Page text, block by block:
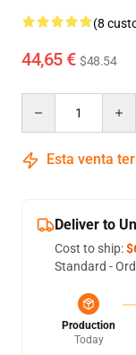
(8
44,65 € $48.54
Esta venta
Deliver to
Cost to ship:
Standard -
Production
Today